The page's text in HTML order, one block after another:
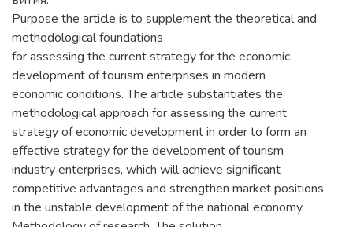
Purpose the article is to supplement the theoretical and
methodological foundations
for assessing the current strategy for the economic
development of tourism enterprises in modern
economic conditions. The article substantiates the
methodological approach for assessing the current
strategy of economic development in order to form an
effective strategy for the development of tourism
industry enterprises, which will achieve significant
competitive advantages and strengthen market positions
in the unstable development of the national economy.